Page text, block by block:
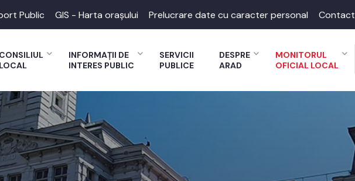
Public GIS - Harta orașului Prelucrare date cu caracter personal Contact
CONSILIUL
LOCAL
INFORMAȚII DE
INTERES PUBLIC
SERVICII
PUBLICE
DESPRE
ARAD
MONITORUL
OFICIAL LOCAL